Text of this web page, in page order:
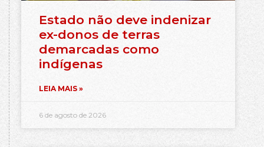
Estado não deve indenizar
ex-donos de terras
demarcadas como
indígenas
LEIA MAIS »
6 de agosto de 2026